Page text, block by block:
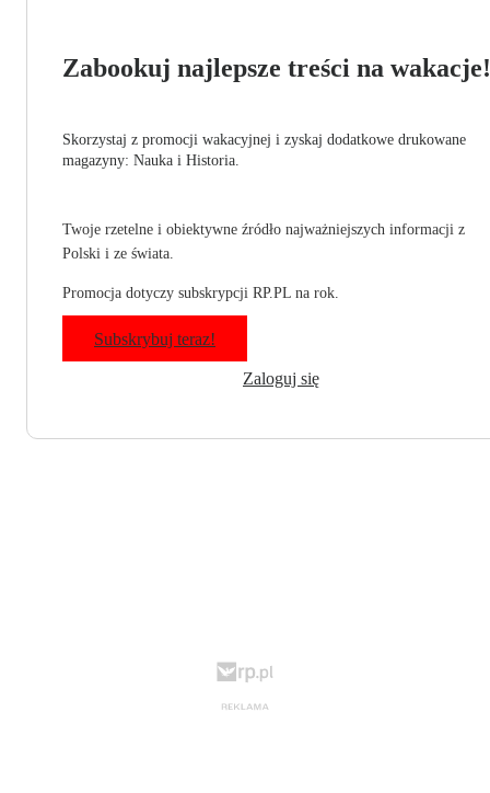
Zabookuj najlepsze treści na wakacje!
Skorzystaj z promocji wakacyjnej i zyskaj dodatkowe drukowane
magazyny: Nauka i Historia.
Twoje rzetelne i obiektywne źródło najważniejszych informacji z
Polski i ze świata.
Promocja dotyczy subskrypcji RP.PL na rok.
Subskrybuj teraz!
Zaloguj się